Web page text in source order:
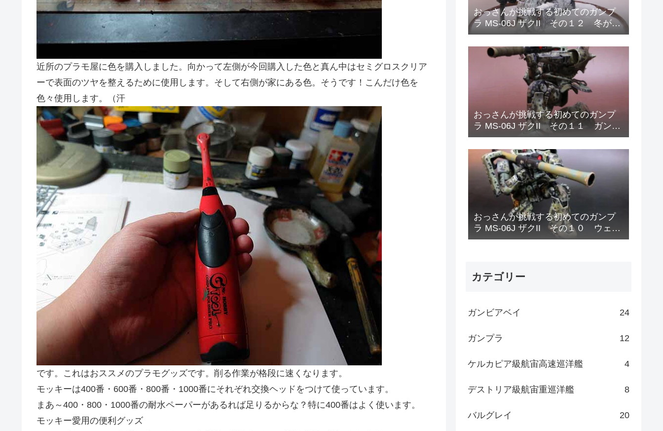
近所のプラモ屋に色を購入しました。向かって左側が今回購入した色と真ん中はセミグロスクリア
ーで表面のツヤを整えるために使用します。そして右側が家にある色。そうです！こんだけ色を
色々使用します。（汗
です。これはおススメのプラモグッズです。削る作業が格段に速くなります。
モッキーは400番・600番・800番・1000番にそれぞれ交換ヘッドをつけて使っています。
まあ～400・800・1000番の耐水ペーパーがあるれば足りるからな？特に400番はよく使います。
モッキー愛用の便利グッズ
おっさんが挑戦する初めてのガンプ
ラ MS-06J ザクII その１２ 冬が来
たので冬季迷彩塗装をはじめまし
た。
おっさんが挑戦する初めてのガンプ
ラ MS-06J ザクII その１１ ガンダ
ムデカールと偽装網の取り付け
おっさんが挑戦する初めてのガンプ
ラ MS-06J ザクII その１０ ウェザ
リング
カテゴリー
ガンビアベイ 24
ガンプラ 12
ケルカピア級航宙高速巡洋艦 4
デストリア級航宙重巡洋艦 8
バルグレイ 20